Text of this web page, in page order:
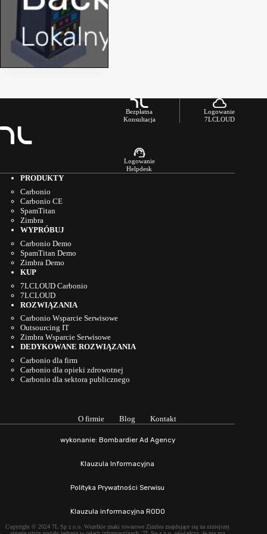
Kopia zapasowa –
lepsza lokalna czy w
chmurze?
2022-03-17
Bezpłatna
Konsultacja
Logowanie
7LCLOUD
Logowanie
Helpdesk
PRODUKTY
Carbonio
Carbonio CE
SpamTitan
Zimbra
WYPRÓBUJ
Carbonio Demo
SpamTitan Demo
Zimbra Demo
KUP
7LCLOUD Carbonio
7LCLOUD
ROZWIĄZANIA
Carbonio Wsparcie Serwisowe
Outsourcing IT
Zimbra Wsparcie Serwisowe
DEDYKOWANE ROZWIĄZANIA
Carbonio dla firm
Carbonio dla opieki zdrowotnej
Carbonio dla sektora publicznego
O firmie Blog Kontakt
wykonanie: Bombardier Ad Agency
Klauzula Informacyjna
Polityka Prywatności Serwisu
Klauzula informacyjna RODO
Copyright © 2024 7L Sp z o.o. Wszelkie znaki towarowe Zimbra znajdujące się na niniejszej